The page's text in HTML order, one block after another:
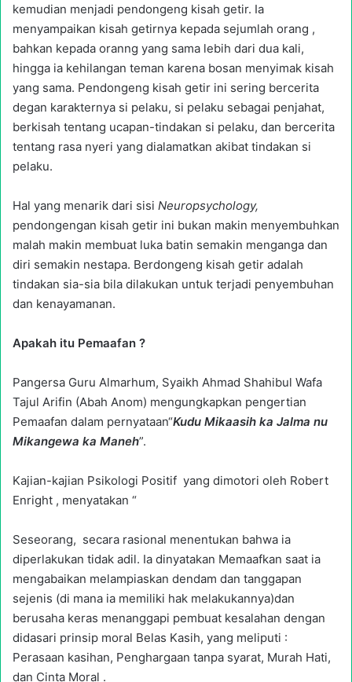
kemudian menjadi pendongeng kisah getir. Ia
menyampaikan kisah getirnya kepada sejumlah orang ,
bahkan kepada oranng yang sama lebih dari dua kali,
hingga ia kehilangan teman karena bosan menyimak kisah
yang sama. Pendongeng kisah getir ini sering bercerita
degan karakternya si pelaku, si pelaku sebagai penjahat,
berkisah tentang ucapan-tindakan si pelaku, dan bercerita
tentang rasa nyeri yang dialamatkan akibat tindakan si
pelaku.
Hal yang menarik dari sisi Neuropsychology,
pendongengan kisah getir ini bukan makin menyembuhkan
malah makin membuat luka batin semakin menganga dan
diri semakin nestapa. Berdongeng kisah getir adalah
tindakan sia-sia bila dilakukan untuk terjadi penyembuhan
dan kenayamanan.
Apakah itu Pemaafan ?
Pangersa Guru Almarhum, Syaikh Ahmad Shahibul Wafa
Tajul Arifin (Abah Anom) mengungkapkan pengertian
Pemaafan dalam pernyataan“Kudu Mikaasih ka Jalma nu
Mikangewa ka Maneh”.
Kajian-kajian Psikologi Positif yang dimotori oleh Robert
Enright , menyatakan “
Seseorang, secara rasional menentukan bahwa ia
diperlakukan tidak adil. Ia dinyatakan Memaafkan saat ia
mengabaikan melampiaskan dendam dan tanggapan
sejenis (di mana ia memiliki hak melakukannya)dan
berusaha keras menanggapi pembuat kesalahan dengan
didasari prinsip moral Belas Kasih, yang meliputi :
Perasaan kasihan, Penghargaan tanpa syarat, Murah Hati,
dan Cinta Moral .